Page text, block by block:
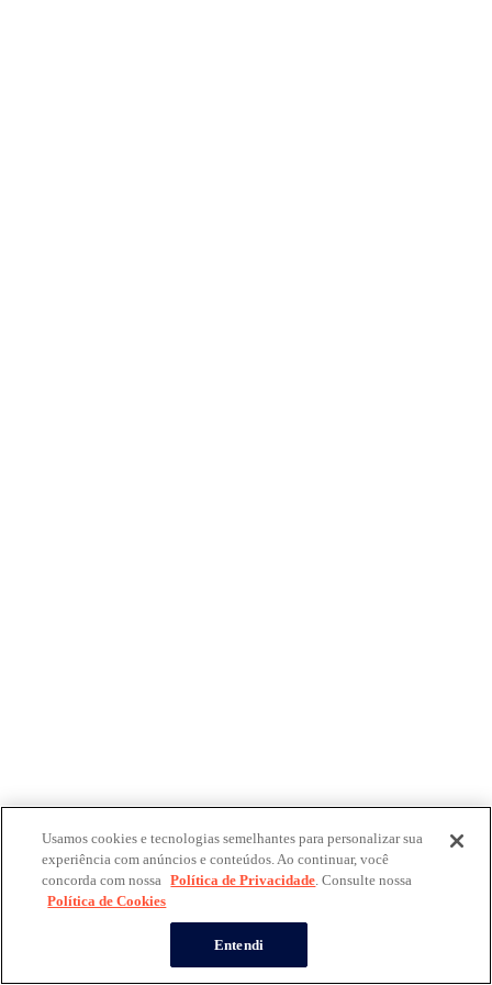
Usamos cookies e tecnologias semelhantes para personalizar sua
experiência com anúncios e conteúdos. Ao continuar, você
concorda com nossa Política de Privacidade. Consulte nossa
Política de Cookies
Entendi